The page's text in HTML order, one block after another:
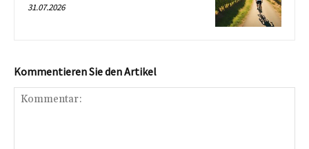
31.07.2026
Kommentieren Sie den Artikel